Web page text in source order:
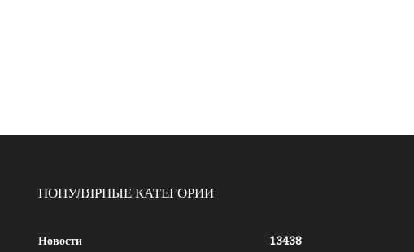
ПОПУЛЯРНЫЕ КАТЕГОРИИ
Новости 13438